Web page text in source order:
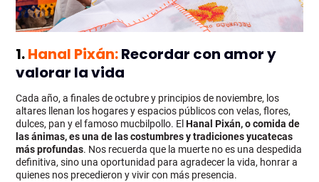
1.Hanal Pixán:Recordar con amor y
valorar la vida
Cada año, a finales de octubre y principios de noviembre, los
altares llenan los hogares y espacios públicos con velas, flores,
dulces, pan y el famoso mucbilpollo. ElHanal Pixán, o comida de
las ánimas, es una de las costumbres y tradiciones yucatecas
más profundas. Nos recuerda que la muerte no es una despedida
definitiva, sino una oportunidad para agradecer la vida, honrar a
quienes nos precedieron y vivir con más presencia.